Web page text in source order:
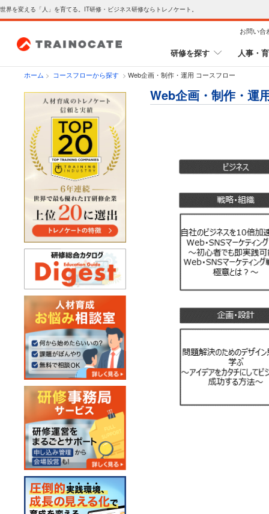
世界を変える「人」を育てる。IT研修・ビジネス研修ならトレノケート。
お問い合
研修を探す 人事・
ホーム > コースフローから探す > Web企画・制作・運用 コースフロー
Web企画・制作・運